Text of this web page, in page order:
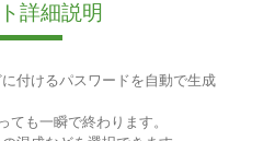
詳細説明
付けるパスワードを自動で生成
も一瞬で終わります。